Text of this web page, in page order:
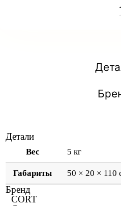
Детали
Вес 5 кг
Габариты 50 × 20 × 110
Бренд
CORT